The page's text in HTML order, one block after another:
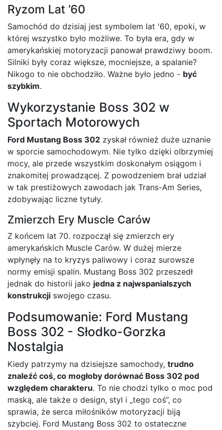
Ryzom Lat ’60
Samochód do dzisiaj jest symbolem lat '60, epoki, w
której wszystko było możliwe. To była era, gdy w
amerykańskiej motoryzacji panował prawdziwy boom.
Silniki były coraz większe, mocniejsze, a spalanie?
Nikogo to nie obchodziło. Ważne było jedno - być
szybkim.
Wykorzystanie Boss 302 w
Sportach Motorowych
Ford Mustang Boss 302 zyskał również duże uznanie
w sporcie samochodowym. Nie tylko dzięki olbrzymiej
mocy, ale przede wszystkim doskonałym osiągom i
znakomitej prowadzącej. Z powodzeniem brał udział
w tak prestiżowych zawodach jak Trans-Am Series,
zdobywając liczne tytuły.
Zmierzch Ery Muscle Carów
Z końcem lat 70. rozpoczął się zmierzch ery
amerykańskich Muscle Carów. W dużej mierze
wpłynęły na to kryzys paliwowy i coraz surowsze
normy emisji spalin. Mustang Boss 302 przeszedł
jednak do historii jako jedna z najwspanialszych
konstrukcji swojego czasu.
Podsumowanie: Ford Mustang
Boss 302 - Słodko-Gorzka
Nostalgia
Kiedy patrzymy na dzisiejsze samochody, trudno
znaleźć coś, co mogłoby dorównać Boss 302 pod
względem charakteru. To nie chodzi tylko o moc pod
maską, ale także o design, styl i „tego coś”, co
sprawia, że serca miłośników motoryzacji biją
szybciej. Ford Mustang Boss 302 to ostateczne